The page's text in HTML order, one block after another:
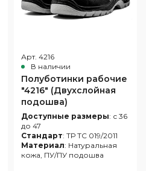
Арт. 4216
В наличии
Полуботинки рабочие
"4216" (Двухслойная
подошва)
Доступные размеры: с 36
до 47
Стандарт: ТР ТС 019/2011
Материал: Натуральная
кожа, ПУ/ПУ подошва